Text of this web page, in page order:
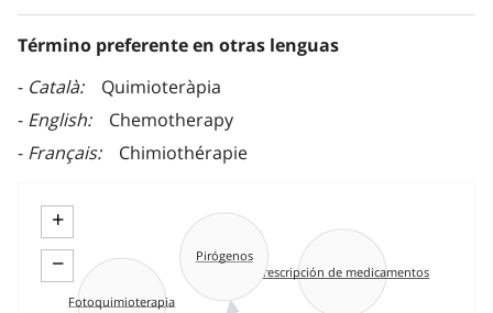
Término preferente en otras lenguas
Català
Quimioteràpia
English
Chemotherapy
Français
Chimiothérapie
+
−
Fotoquimioterapia
Prescripción de medicamentos
Pirógenos